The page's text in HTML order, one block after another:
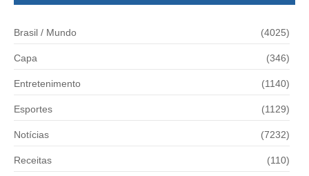
Brasil / Mundo (4025)
Capa (346)
Entretenimento (1140)
Esportes (1129)
Notícias (7232)
Receitas (110)